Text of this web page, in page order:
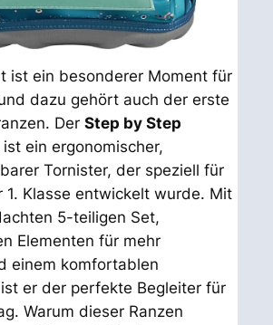
ist ein besonderer Moment für
dazu gehört auch der erste
DerStep by Step
ist ein ergonomischer,
Tornister, der speziell für
1. Klasse entwickelt wurde. Mit
5-teiligen Set,
Elementen für mehr
einem komfortablen
er der perfekte Begleiter für
Warum dieser Ranzen